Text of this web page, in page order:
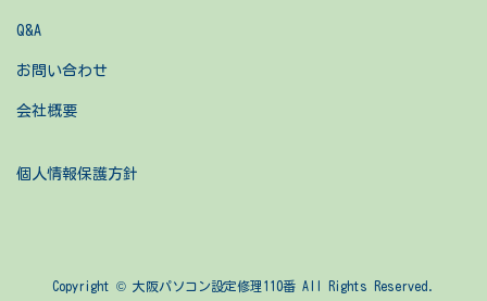
Q&A
お問い合わせ
会社概要
個人情報保護方針
Copyright © 大阪パソコン設定修理110番 All Rights Reserved.